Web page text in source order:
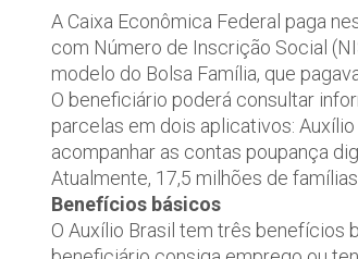
A Caixa Econômica Federal paga
com Número de Inscrição Social
modelo do Bolsa Família, que
O beneficiário poderá consultar
parcelas em dois aplicativos:
acompanhar as contas poupança
Atualmente, 17,5 milhões de
Benefícios básicos
O Auxílio Brasil tem três benefícios